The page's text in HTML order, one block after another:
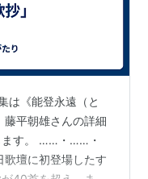
は《能登永遠（と
平朝雄さんの詳細
ます。 ……・……・
壇に初登場したす